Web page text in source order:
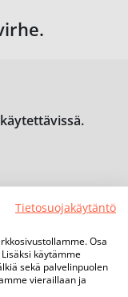
Tietosuojakäytäntö
Osa
käytämme
sekä palvelinpuolen
vieraillaan ja